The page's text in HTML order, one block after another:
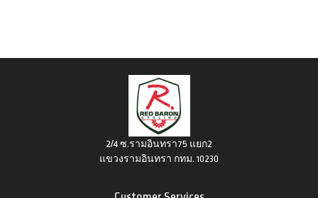
2/4 ซ.รามอินทรา75 แยก2
แขวงรามอินทรา กทม. 10230